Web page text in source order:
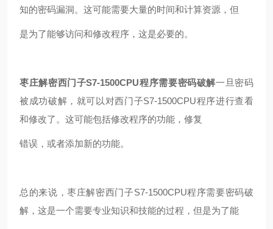
知的密码漏洞。这可能需要大量的时间和计算资源，但
是为了能够访问和修改程序，这是必要的。
枣庄解密西门子S7-1500CPU程序需要密码破解一旦密码
被成功破解，就可以对西门子S7-1500CPU程序进行查看
和修改了。这可能包括修改程序的功能，修复
错误，或者添加新的功能。
总的来说，枣庄解密西门子S7-1500CPU程序需要密码破
解，这是一个需要专业知识和技能的过程，但是为了能